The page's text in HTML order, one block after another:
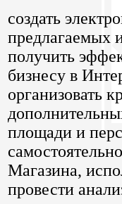
создать
предлагаемых
получить
бизнесу в
организовать
площади и
Магазина,
провести